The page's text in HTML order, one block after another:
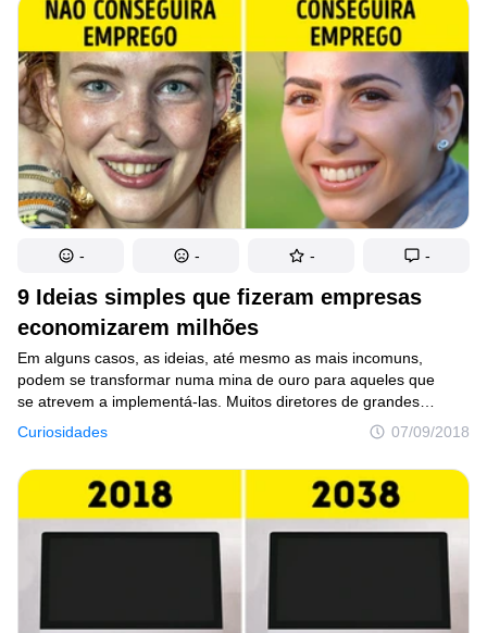
9 Ideias simples que fizeram empresas
economizarem milhões
Curiosidades 07/09/2018
Em alguns casos, as ideias, até mesmo as mais incomuns,
podem se transformar numa mina de ouro para aqueles que
se atrevem a implementá-las. Muitos diretores de grandes
empresas já comprovaram isso por experiência própria.
- - - -